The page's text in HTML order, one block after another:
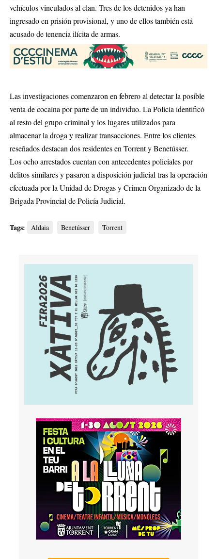
vehículos vinculados al clan. Tres de los detenidos ya han
ingresado en prisión provisional, y uno de ellos también está
acusado de tenencia ilícita de armas.
Las investigaciones comenzaron en febrero al detectar la posible
venta de cocaína por parte de un individuo. La Policía identificó
al resto del grupo criminal y los lugares utilizados para
almacenar la droga y realizar transacciones. Entre los clientes
reseñados destacan dos residentes en Torrent y Benetússer.
Los ocho arrestados cuentan con antecedentes policiales por
delitos similares y pasaron a disposición judicial tras la operación
efectuada por la Unidad de Drogas y Crimen Organizado de la
Brigada Provincial de Policía Judicial.
Tags: Aldaia Benetússer Torrent